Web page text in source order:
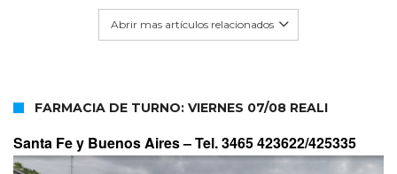
Abrir mas artículos relacionados
FARMACIA DE TURNO: VIERNES 07/08 REALI
Santa Fe y Buenos Aires –Tel. 3465 423622/425335